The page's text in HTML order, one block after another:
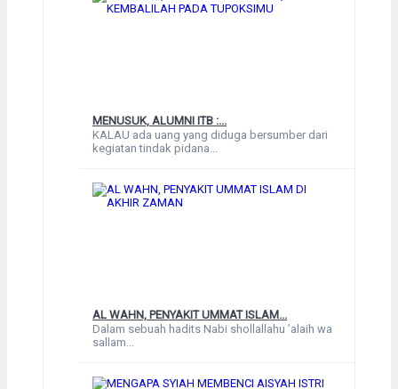
MENUSUK, ALUMNI ITB :...
KALAU ada uang yang diduga bersumber dari
kegiatan tindak pidana...
AL WAHN, PENYAKIT UMMAT ISLAM...
Dalam sebuah hadits Nabi shollallahu ’alaih wa
sallam...